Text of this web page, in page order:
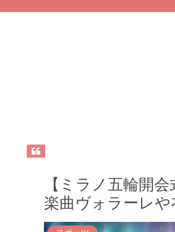
【ミラノ五輪開
楽曲ヴォラーレ